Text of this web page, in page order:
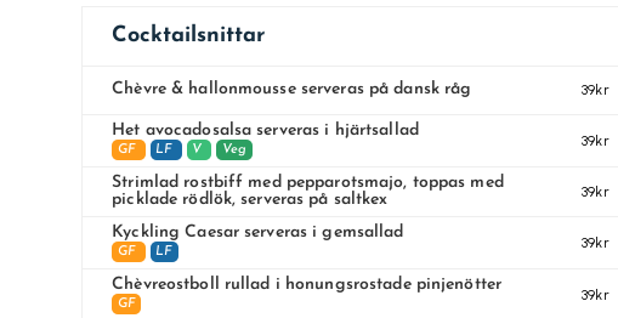
Cocktailsnittar
Chèvre & hallonmousse serveras på dansk råg 39kr
Het avocadosalsa serveras i hjärtsallad
GF LF V Veg
39kr
Strimlad rostbiff med pepparotsmajo, toppas med
picklade rödlök, serveras på saltkex
39kr
Kyckling Caesar serveras i gemsallad
GF LF
39kr
Chèvreostboll rullad i honungsrostade pinjenötter
GF
39kr